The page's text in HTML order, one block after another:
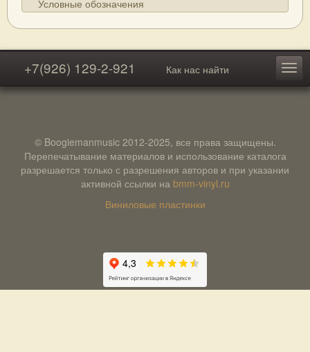
Условные обозначения
+7(926) 129-2-921 Как нас найти
© Boogiemanmusic 2012-2025, все права защищены.
Перепечатывание материалов и использование каталога
разрешается только с разрешения авторов и при указании
активной ссылки на bmm-vinyl.ru
Виниловые пластинки